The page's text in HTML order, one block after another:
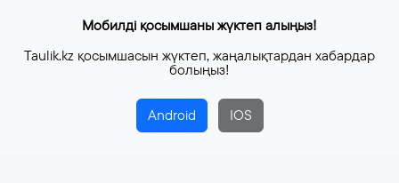
Мобилді қосымшаны жүктеп алыңыз!
Taulik.kz қосымшасын жүктеп, жаңалықтардан хабардар
болыңыз!
Android IOS